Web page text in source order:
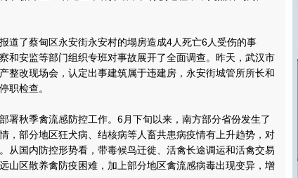
了蔡甸区永安街永安村的塌房造成4人死亡6人受伤的事
和安监等部门组织专班对事故展开了全面调查。昨天，武汉市
整改现场会，认定出事建筑属于违建房，永安街城管所所长和
职检查。
秋季禽流感防控工作。6月下旬以来，南方部分省份发生了
，部分地区狂犬病、结核病等人畜共患病疫情有上升趋势，对
从国内防控形势看，带毒候鸟迁徙、活禽长途调运和活禽交易
山区散养禽防疫困难，加上部分地区禽流感病毒出现变异，增